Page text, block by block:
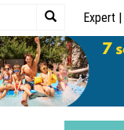
Expert |